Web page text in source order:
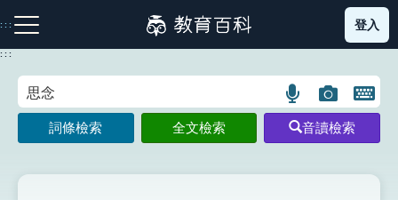
到
主
:::
注音索引圖示 筆畫索引圖示 部首索引表圖示
登入
:::
語
言
搜
圖
片
搜
開
鍵
圖
詞條檢索 全文檢索 音讀檢索